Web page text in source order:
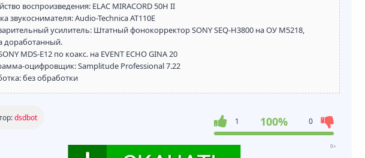
воспроизведения: ELAC MIRACORD 50H II
звукоснимателя: Audio-Technica AT110E
усилитель: Штатный фонокорректор SONY SEQ-H3800 на ОУ M5218,
доработанный.
MDS-E12 по коакс. на EVENT ECHO GINA 20
оцифровщик: Samplitude Professional 7.22
без обработки
dsdbot 1 100% 0